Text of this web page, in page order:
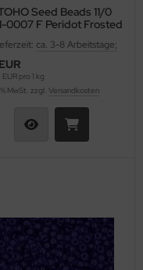
Seed Beads 11/0
0007 F Peridot Frosted
ca. 3-8 Arbeitstage;
pro 1 kg
% MwSt. zzgl. Versandkosten